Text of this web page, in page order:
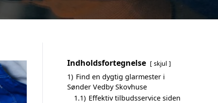
Indholdsfortegnelse skjul
1) Find en dygtig glarmester i
Sønder Vedby Skovhuse
1.1) Effektiv tilbudsservice siden